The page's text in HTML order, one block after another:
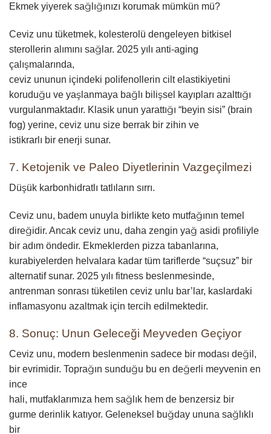
Ekmek yiyerek sağlığınızı korumak mümkün mü?
Ceviz unu tüketmek, kolesterolü dengeleyen bitkisel
sterollerin alımını sağlar. 2025 yılı anti-aging
çalışmalarında,
ceviz ununun içindeki polifenollerin cilt elastikiyetini
koruduğu ve yaşlanmaya bağlı bilişsel kayıpları azalttığı
vurgulanmaktadır. Klasik unun yarattığı “beyin sisi” (brain
fog) yerine, ceviz unu size berrak bir zihin ve
istikrarlı bir enerji sunar.
7. Ketojenik ve Paleo Diyetlerinin Vazgeçilmezi
Düşük karbonhidratlı tatlıların sırrı.
Ceviz unu, badem unuyla birlikte keto mutfağının temel
direğidir. Ancak ceviz unu, daha zengin yağ asidi profiliyle
bir adım öndedir. Ekmeklerden pizza tabanlarına,
kurabiyelerden helvalara kadar tüm tariflerde “suçsuz” bir
alternatif sunar. 2025 yılı fitness beslenmesinde,
antrenman sonrası tüketilen ceviz unlu bar’lar, kaslardaki
inflamasyonu azaltmak için tercih edilmektedir.
8. Sonuç: Unun Geleceği Meyveden Geçiyor
Ceviz unu, modern beslenmenin sadece bir modası değil,
bir evrimidir. Toprağın sunduğu bu en değerli meyvenin en
ince
hali, mutfaklarımıza hem sağlık hem de benzersiz bir
gurme derinlik katıyor. Geleneksel buğday ununa sağlıklı
bir